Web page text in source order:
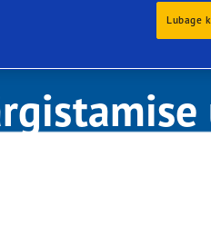
on Lubage